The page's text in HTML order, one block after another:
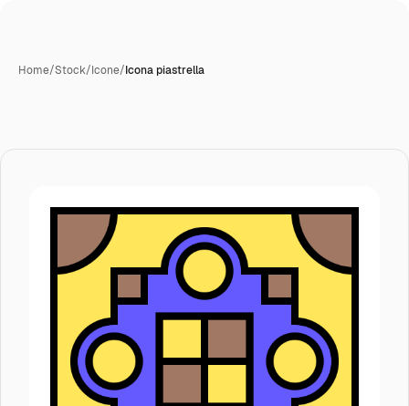
Home/Stock/Icone/Icona piastrella